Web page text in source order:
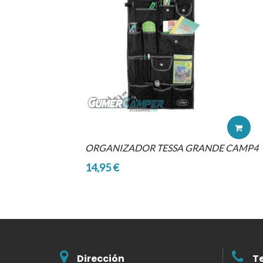
ORGANIZADOR TESSA GRANDE CAMP4
14,95 €
Dirección